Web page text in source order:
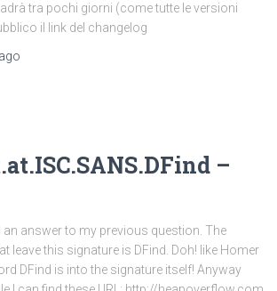
tra pochi giorni (come tutte le versioni
il link del changelog
ago
–
an answer to my previous question. The
leave this signature is DFind. Doh! like Homer
DFind is into the signature itself! Anyway